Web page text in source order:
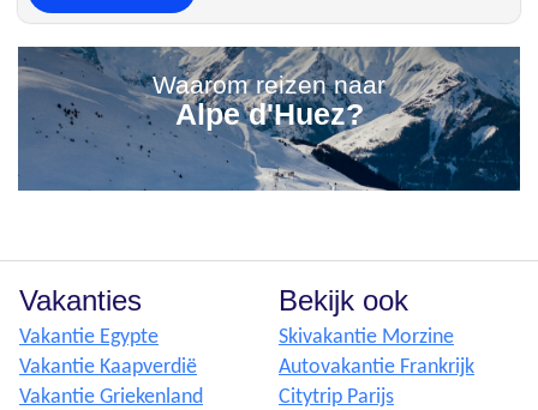
Waarom reizen naar
Alpe d'Huez?
Vakanties
Vakantie Egypte
Vakantie Kaapverdië
Vakantie Griekenland
Bekijk ook
Skivakantie Morzine
Autovakantie Frankrijk
Citytrip Parijs